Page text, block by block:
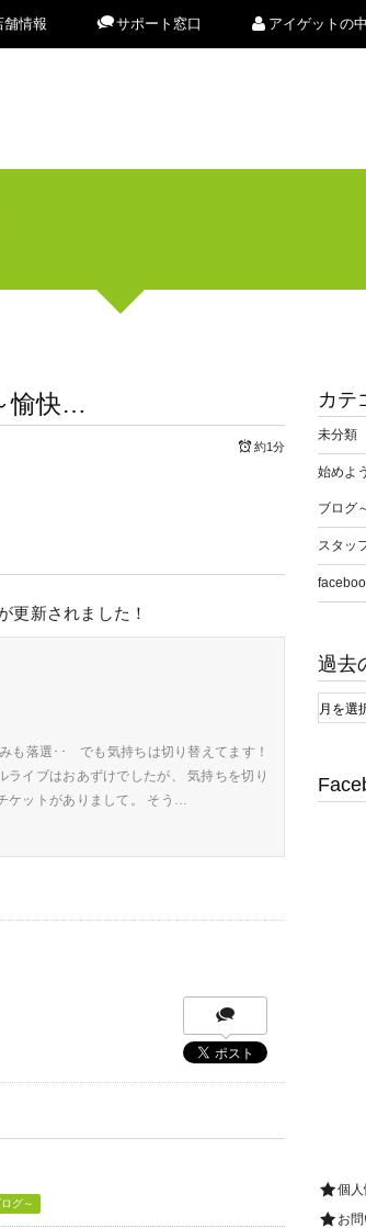
舗情報 サポート窓口 アイゲットの
愉快…
約1分
更新されました！
も落選･･ でも気持ちは切り替えてます！
イブはおあずけでしたが、 気持ちを切り
ケットがありまして。 そう…
グ～
カテ
未分類
始めよ
ブログ
スタッ
過去
個
お